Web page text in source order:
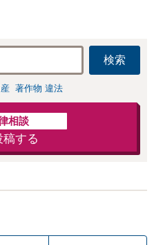
検索
著作物 違法
相談
稿する